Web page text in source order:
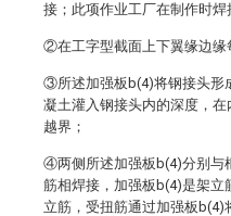
接；此项作业工厂在制作时焊
②在工字型截面上下翼缘边缘
③所述加强板b(4)将钢接头形
凝土灌入钢接头内的深度，
越界；
④两侧所述加强板b(4)分别与
筋相焊接，加强板b(4)是架立
立筋，受扭筋通过加强板